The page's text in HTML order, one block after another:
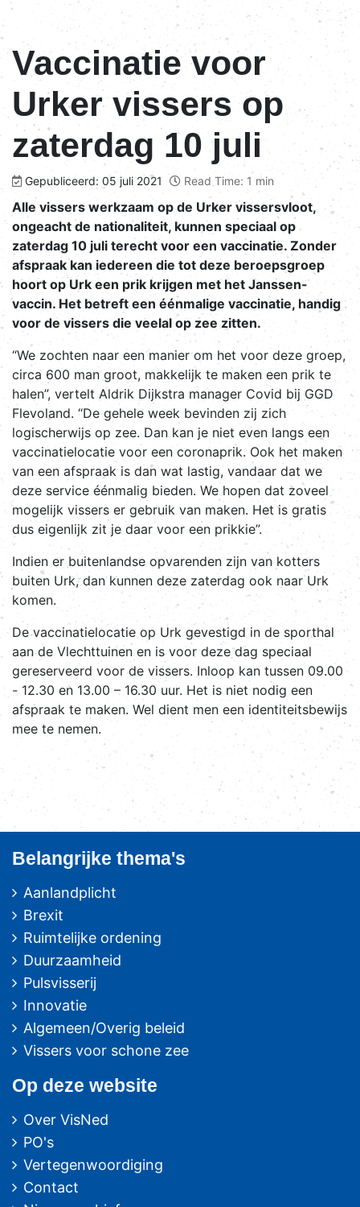
Vaccinatie voor
Urker vissers op
zaterdag 10 juli
Gepubliceerd: 05 juli 2021 Read Time: 1 min
Alle vissers werkzaam op de Urker vissersvloot,
ongeacht de nationaliteit, kunnen speciaal op
zaterdag 10 juli terecht voor een vaccinatie. Zonder
afspraak kan iedereen die tot deze beroepsgroep
hoort op Urk een prik krijgen met het Janssen-
vaccin. Het betreft een éénmalige vaccinatie, handig
voor de vissers die veelal op zee zitten.
“We zochten naar een manier om het voor deze groep,
circa 600 man groot, makkelijk te maken een prik te
halen”, vertelt Aldrik Dijkstra manager Covid bij GGD
Flevoland. “De gehele week bevinden zij zich
logischerwijs op zee. Dan kan je niet even langs een
vaccinatielocatie voor een coronaprik. Ook het maken
van een afspraak is dan wat lastig, vandaar dat we
deze service éénmalig bieden. We hopen dat zoveel
mogelijk vissers er gebruik van maken. Het is gratis
dus eigenlijk zit je daar voor een prikkie”.
Indien er buitenlandse opvarenden zijn van kotters
buiten Urk, dan kunnen deze zaterdag ook naar Urk
komen.
De vaccinatielocatie op Urk gevestigd in de sporthal
aan de Vlechttuinen en is voor deze dag speciaal
gereserveerd voor de vissers. Inloop kan tussen 09.00
- 12.30 en 13.00 – 16.30 uur. Het is niet nodig een
afspraak te maken. Wel dient men een identiteitsbewijs
mee te nemen.
Belangrijke thema's
Aanlandplicht
Brexit
Ruimtelijke ordening
Duurzaamheid
Pulsvisserij
Innovatie
Algemeen/Overig beleid
Vissers voor schone zee
Op deze website
Over VisNed
PO's
Vertegenwoordiging
Contact